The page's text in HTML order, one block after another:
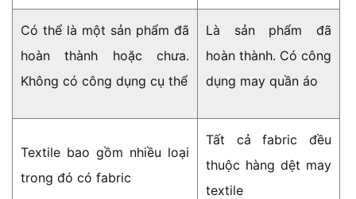
Có thể là một sản phẩm đã
hoàn thành hoặc chưa.
Không có công dụng cụ thể
Là sản phẩm đã
hoàn thành. Có công
dụng may quần áo
Textile bao gồm nhiều loại
trong đó có fabric
Tất cả fabric đều
thuộc hàng dệt may
textile